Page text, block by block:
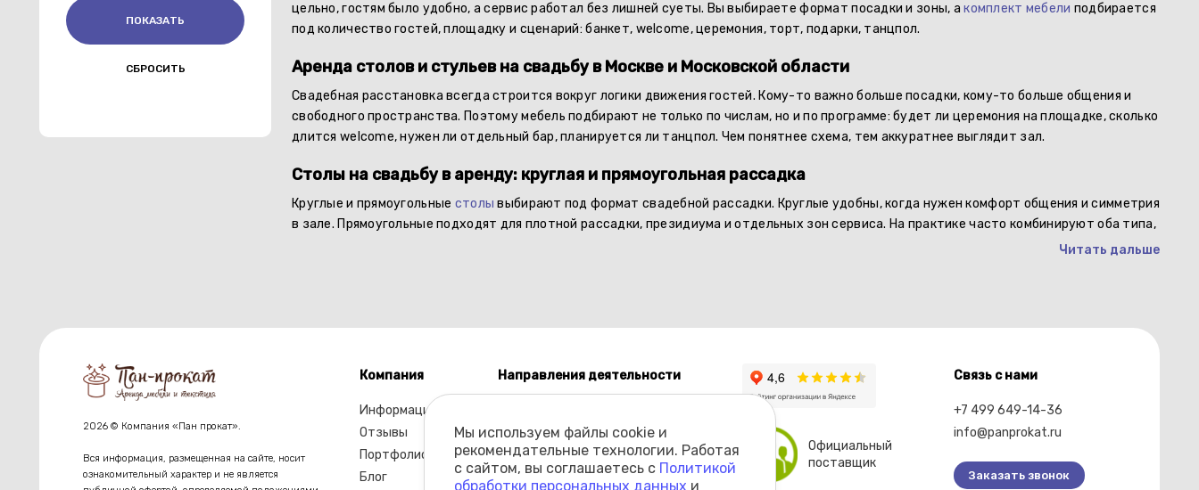
цельно, гостям было удобно, а сервис работал без лишней суеты. Вы выбираете формат посадки и зоны, акомплект мебели подбирается
под количество гостей, площадку и сценарий: банкет, welcome, церемония, торт, подарки, танцпол.
Аренда столов и стульев на свадьбу в Москве и Московской области
Свадебная расстановка всегда строится вокруг логики движения гостей. Кому-то важно больше посадки, кому-то больше общения и
свободного пространства. Поэтому мебель подбирают не только по числам, но и по программе: будет ли церемония на площадке, сколько
длится welcome, нужен ли отдельный бар, планируется ли танцпол. Чем понятнее схема, тем аккуратнее выглядит зал.
Столы на свадьбу в аренду: круглая и прямоугольная рассадка
Круглые и прямоугольные столы выбирают под формат свадебной рассадки. Круглые удобны, когда нужен комфорт общения и симметрия
в зале. Прямоугольные подходят для плотной рассадки, президиума и отдельных зон сервиса. На практике часто комбинируют оба типа,
Читать дальше
2026 © Компания «Пан прокат».
Вся информация, размещенная на сайте, носит
ознакомительный характер и не является
Компания
Информация
Отзывы
Портфолио
Блог
Направления деятельности
Официальный
поставщик
Связь с нами
+7 499 649-14-36
info@panprokat.ru
Заказать звонок
Мы используем файлы cookie и
рекомендательные технологии. Работая
с сайтом, вы соглашаетесь с Политикой
обработки персональных данных и